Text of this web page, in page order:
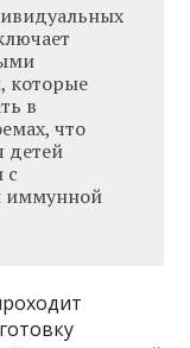
которые
в
что
детей
с
иммунной